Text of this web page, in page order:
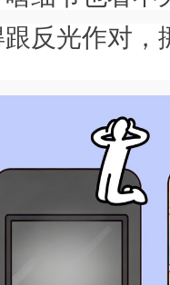
反光作对，